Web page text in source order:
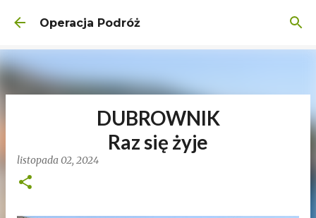
Przejdź do głównej zawartości
Operacja Podróż
DUBROWNIK
Raz się żyje
listopada 02, 2024